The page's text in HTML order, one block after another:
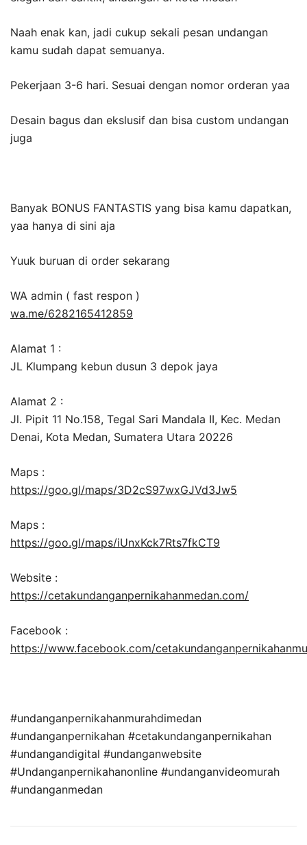
Naah enak kan, jadi cukup sekali pesan undangan
kamu sudah dapat semuanya.
Pekerjaan 3-6 hari. Sesuai dengan nomor orderan yaa
Desain bagus dan ekslusif dan bisa custom undangan
juga
Banyak BONUS FANTASTIS yang bisa kamu dapatkan,
yaa hanya di sini aja
Yuuk buruan di order sekarang
WA admin ( fast respon )
wa.me/6282165412859
Alamat 1 :
JL Klumpang kebun dusun 3 depok jaya
Alamat 2 :
Jl. Pipit 11 No.158, Tegal Sari Mandala II, Kec. Medan
Denai, Kota Medan, Sumatera Utara 20226
Maps :
https://goo.gl/maps/3D2cS97wxGJVd3Jw5
Maps :
https://goo.gl/maps/iUnxKck7Rts7fkCT9
Website :
https://cetakundanganpernikahanmedan.com/
Facebook :
https://www.facebook.com/
#undanganpernikahanmurahdimedan
#undanganpernikahan #cetakundanganpernikahan
#undangandigital #undanganwebsite
#Undanganpernikahanonline #undanganvideomurah
#undanganmedan